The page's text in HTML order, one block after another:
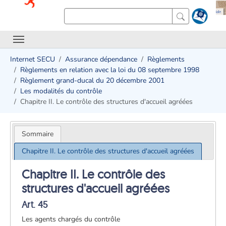
Internet SECU Assurance dépendance
Règlements
Règlements en relation avec la loi du 08 septembre 1998
Règlement grand-ducal du 20 décembre 2001
Les modalités du contrôle
Chapitre II. Le contrôle des structures d'accueil agréées
Sommaire
Chapitre II. Le contrôle des structures d'accueil agréées
Chapitre II. Le contrôle des
structures d'accueil agréées
Art. 45
Les agents chargés du contrôle